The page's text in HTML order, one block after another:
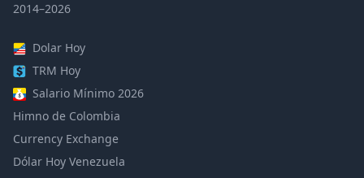
2014–2026
Dolar Hoy
TRM Hoy
Salario Mínimo 2026
Himno de Colombia
Currency Exchange
Dólar Hoy Venezuela